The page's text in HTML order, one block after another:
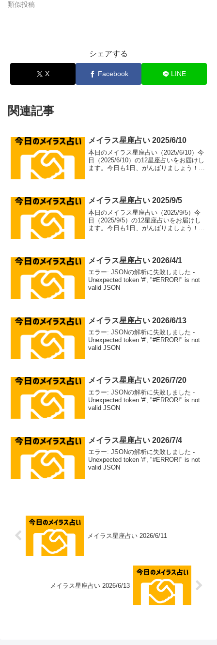
類似投稿
シェアする
X Facebook LINE
関連記事
メイラス星座占い 2025/6/10
本日のメイラス星座占い（2025/6/10）今
日（2025/6/10）の12星座占いをお届けし
ます。今日も1日、がんばりましょう！牡
メイラス星座占い 2025/9/5
本日のメイラス星座占い（2025/9/5）今
日（2025/9/5）の12星座占いをお届けし
ます。今日も1日、がんばりましょう！牡
メイラス星座占い 2026/4/1
エラー: JSONの解析に失敗しました -
Unexpected token '#', "#ERROR!" is not
valid JSON
メイラス星座占い 2026/6/13
エラー: JSONの解析に失敗しました -
Unexpected token '#', "#ERROR!" is not
valid JSON
メイラス星座占い 2026/7/20
エラー: JSONの解析に失敗しました -
Unexpected token '#', "#ERROR!" is not
valid JSON
メイラス星座占い 2026/7/4
エラー: JSONの解析に失敗しました -
Unexpected token '#', "#ERROR!" is not
valid JSON
メイラス星座占い 2026/6/11
メイラス星座占い 2026/6/13